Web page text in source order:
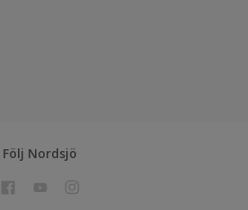
Följ Nordsjö